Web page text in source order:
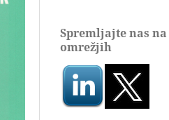
Spremljajte nas
omrežjih